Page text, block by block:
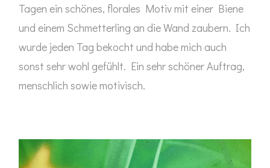
Tagen ein schönes, florales Motiv mit einer Biene
und einem Schmetterling an die Wand zaubern. Ich
wurde jeden Tag bekocht und habe mich auch
sonst sehr wohl gefühlt. Ein sehr schöner Auftrag,
menschlich sowie motivisch.